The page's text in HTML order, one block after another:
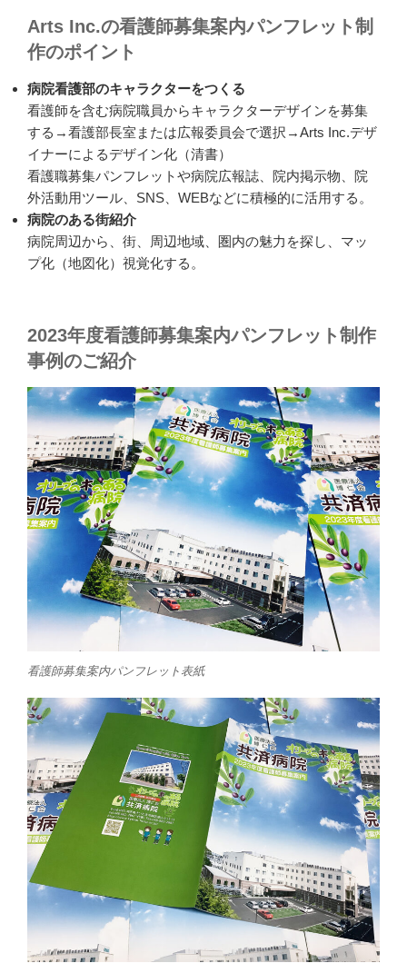
Arts Inc.の看護師募集案内パンフレット制
作のポイント
病院看護部のキャラクターをつくる
看護師を含む病院職員からキャラクターデザインを募集
する→看護部長室または広報委員会で選択→Arts Inc.デザ
イナーによるデザイン化（清書）
看護職募集パンフレットや病院広報誌、院内掲示物、院
外活動用ツール、SNS、WEBなどに積極的に活用する。
病院のある街紹介
病院周辺から、街、周辺地域、圏内の魅力を探し、マッ
プ化（地図化）視覚化する。
2023年度看護師募集案内パンフレット制作
事例のご紹介
看護師募集案内パンフレット表紙